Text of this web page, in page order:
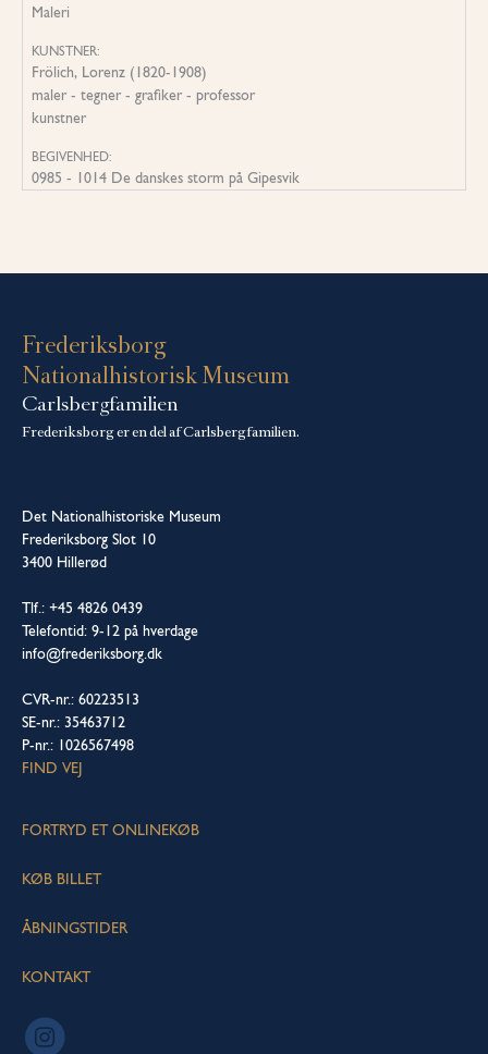
Maleri
KUNSTNER:
Frölich, Lorenz (1820-1908)
maler - tegner - grafiker - professor
kunstner
BEGIVENHED:
0985 - 1014 De danskes storm på Gipesvik
Frederiksborg
Nationalhistorisk Museum
Carlsbergfamilien
Frederiksborg er en del af Carlsbergfamilien.
Det Nationalhistoriske Museum
Frederiksborg Slot 10
3400 Hillerød
Tlf.: +45 4826 0439
Telefontid: 9-12 på hverdage
info@frederiksborg.dk
CVR-nr.: 60223513
SE-nr.: 35463712
P-nr.: 1026567498
FIND VEJ
FORTRYD ET ONLINEKØB
KØB BILLET
ÅBNINGSTIDER
KONTAKT